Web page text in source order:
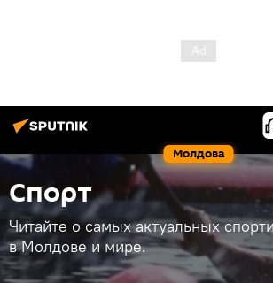
Молдова
Спорт
Читайте о самых актуальных
в Молдове и мире.